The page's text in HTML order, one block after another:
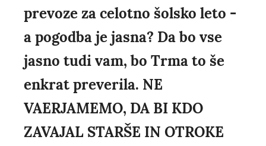
prevoze za celotno šolsko leto -
a pogodba je jasna? Da bo vse
jasno tudi vam, bo Trma to še
enkrat preverila. NE
VAERJAMEMO, DA BI KDO
ZAVAJAL STARŠE IN OTROKE